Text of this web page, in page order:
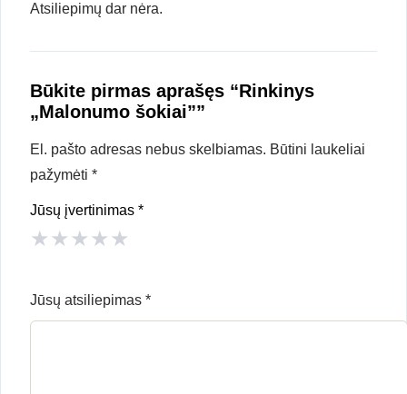
Atsiliepimų dar nėra.
Būkite pirmas aprašęs “Rinkinys
„Malonumo šokiai””
El. pašto adresas nebus skelbiamas. Būtini laukeliai
pažymėti *
Jūsų įvertinimas *
★★★★★
Jūsų atsiliepimas *